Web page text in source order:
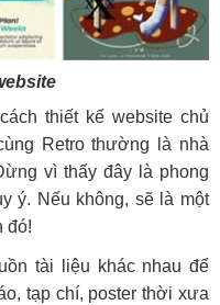
thiết kế website chủ
Retro thường là nhà
vì thấy đây là phong
ý. Nếu không, sẽ là một
đó!
tài liệu khác nhau để
tạp chí, poster thời xưa